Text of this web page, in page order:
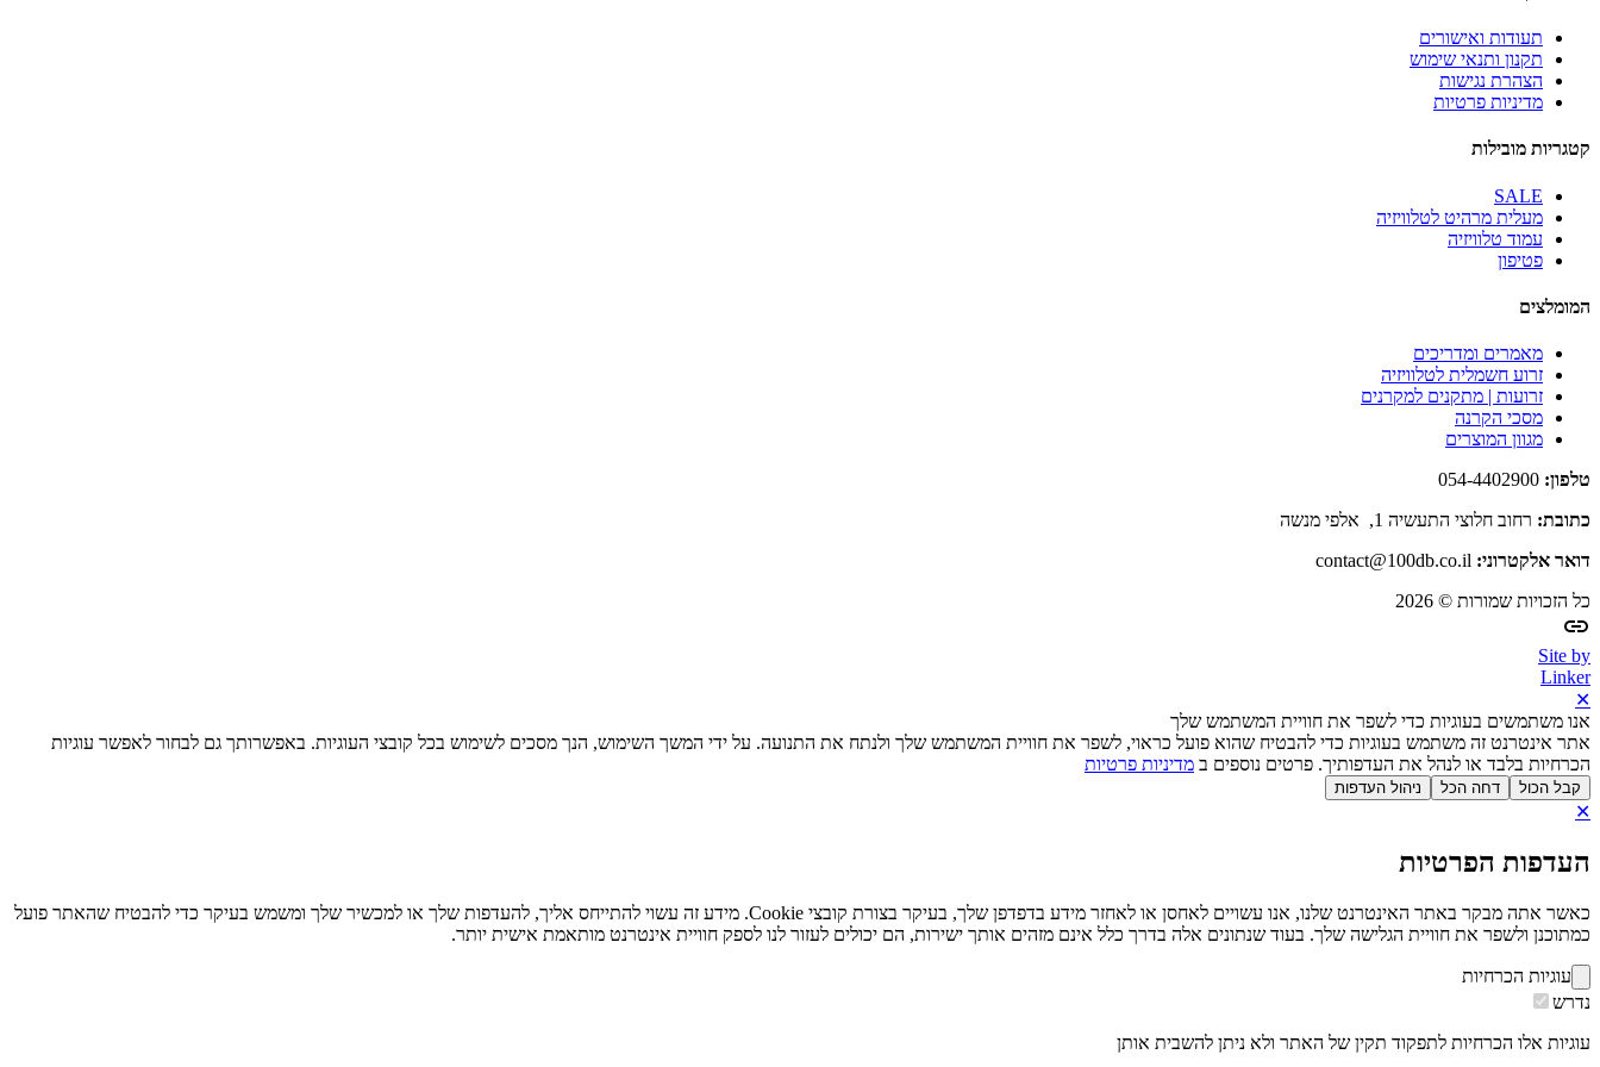
תעודות ואישורים
תקנון ותנאי שימוש
הצהרת נגישות
מדיניות פרטיות
קטגריות מובילות
SALE
מעלית מרהיט לטלוויזיה
עמוד טלוויזיה
פטיפון
המומלצים
מאמרים ומדריכים
זרוע חשמלית לטלוויזיה
זרועות | מתקנים למקרנים
מסכי הקרנה
מגוון המוצרים
טלפון:
כתובת: רחוב חלוצי התעשיה 1, אלפי מנשה
דואר אלקטרוני:
כל הזכויות שמורות © 2026
Site by
Linker
✕
אנו משתמשים בעוגיות כדי לשפר את חוויית המשתמש שלך
אתר אינטרנט זה משתמש בעוגיות כדי להבטיח שהוא פועל כראוי, לשפר את חוויית המשתמש שלך ולנתח את התנועה. על ידי המשך השימוש, הנך מסכים לשימוש בכל קובצי העוגיות. באפשרותך גם לבחור לאפשר עוגיות
הכרחיות בלבד או לנהל את העדפותיך. פרטים נוספים ב מדיניות פרטיות
קבל הכול דחה הכל ניהול העדפות
✕
העדפות הפרטיות
כאשר אתה מבקר באתר האינטרנט שלנו, אנו עשויים לאחסן או לאחזר מידע בדפדפן שלך, בעיקר בצורת קובצי Cookie. מידע זה עשוי להתייחס אליך, להעדפות שלך או למכשיר שלך ומשמש בעיקר כדי להבטיח שהאתר פועל
כמתוכנן ולשפר את חוויית הגלישה שלך. בעוד שנתונים אלה בדרך כלל אינם מזהים אותך ישירות, הם יכולים לעזור לנו לספק חוויית אינטרנט מותאמת אישית יותר.
עוגיות הכרחיות
נדרש
עוגיות אלו הכרחיות לתפקוד תקין של האתר ולא ניתן להשבית אותן